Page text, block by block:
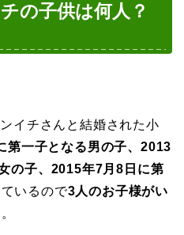
の子供は何人？
イチさんと結婚された小
一子となる男の子、 2013
の子、 2015年7月8日に第
ているので3人のお子様がい